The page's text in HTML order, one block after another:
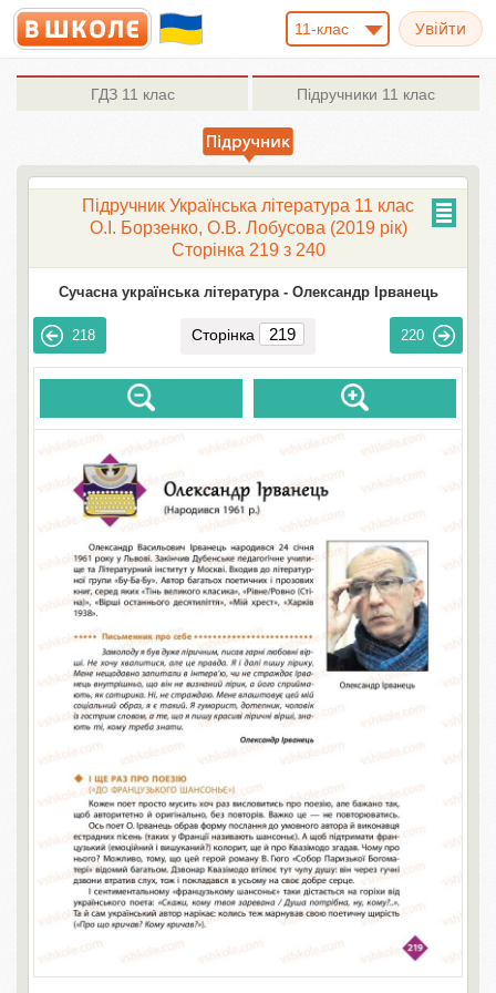
11-клас
ГДЗ11 клас Підручники 11 клас
Підручник Українська література 11 клас
О.І. Борзенко, О.В. Лобусова (2019 рік)
Сторінка 219 з 240
Сучасна українська література - Олександр Ірванець
218 Сторінка 220